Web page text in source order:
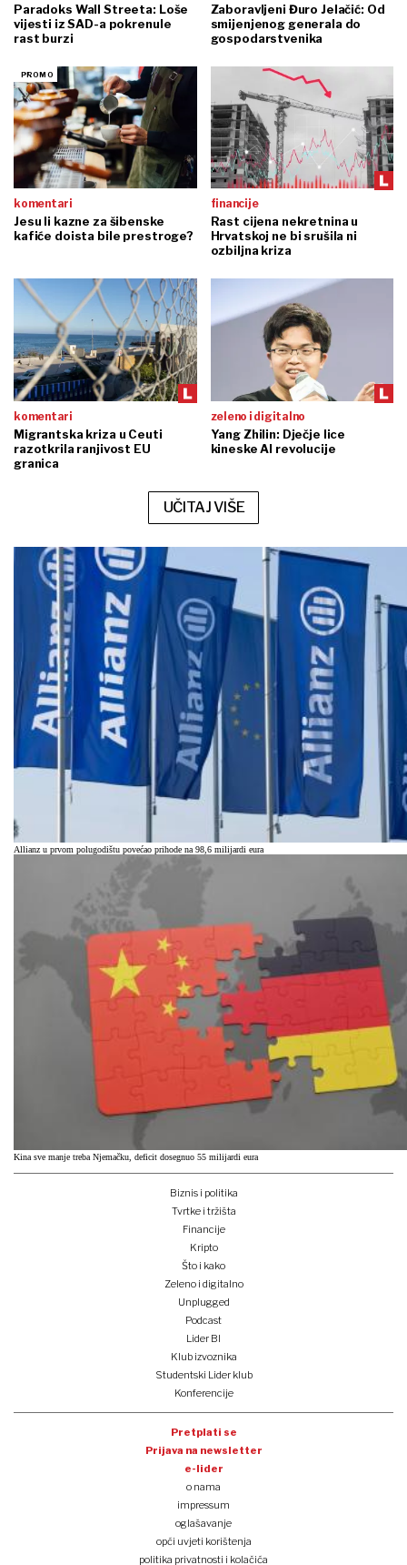
Paradoks Wall Streeta: Loše
vijesti iz SAD-a pokrenule
rast burzi
Zaboravljeni Đuro Jelačić: Od
smijenjenog generala do
gospodarstvenika
komentari
Jesu li kazne za šibenske
kafiće doista bile prestroge?
financije
Rast cijena nekretnina u
Hrvatskoj ne bi srušila ni
ozbiljna kriza
komentari
Migrantska kriza u Ceuti
razotkrila ranjivost EU
granica
zeleno i digitalno
Yang Zhilin: Dječje lice
kineske AI revolucije
UČITAJ VIŠE
Allianz u prvom polugodištu povećao prihode na 98,6 milijardi eura
Kina sve manje treba Njemačku, deficit dosegnuo 55 milijardi eura
Biznis i politika
Tvrtke i tržišta
Financije
Kripto
Što i kako
Zeleno i digitalno
Unplugged
Podcast
Lider BI
Klub izvoznika
Studentski Lider klub
Konferencije
Pretplati se
Prijava na newsletter
e-lider
o nama
impressum
oglašavanje
opći uvjeti korištenja
politika privatnosti i kolačića